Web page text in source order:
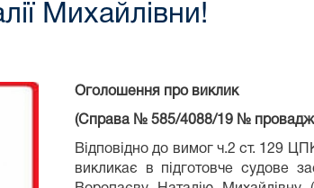
Михайлівни!
Оголошення про виклик
(Справа № 585/4088/19 №
Відповідно до вимог ч.2 ст. 129
викликає в підготовче судове